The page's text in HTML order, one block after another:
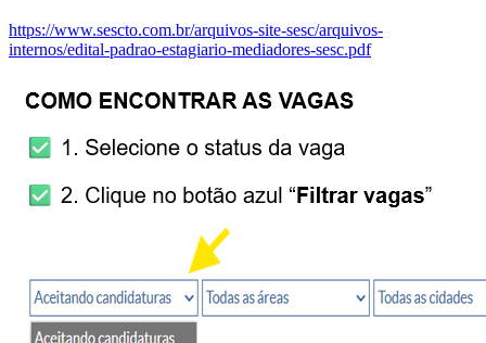
https://www.sescto.com.br/arquivos-site-sesc/arquivos-
internos/edital-padrao-estagiario-mediadores-sesc.pdf